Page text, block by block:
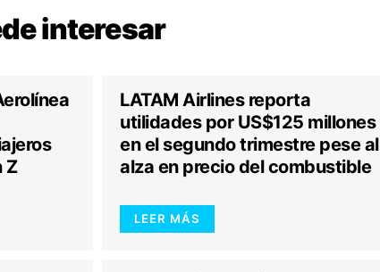
interesar
Z
LATAM Airlines reporta
utilidades por US$125 millones
en el segundo trimestre pese al
alza en precio del combustible
LEER MÁS